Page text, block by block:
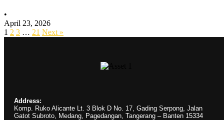
•
April 23, 2026
1 2 3 … 21 Next »
Address:
Komp. Ruko Alicante Lt. 3 Blok D No. 17, Gading Serpong, Jalan
Gatot Subroto, Medang, Pagedangan, Tangerang – Banten 15334